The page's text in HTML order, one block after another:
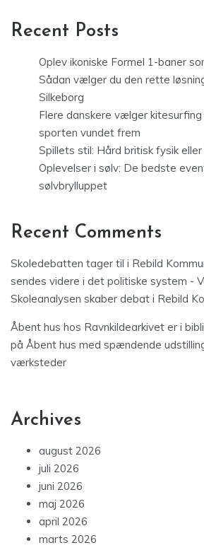
Recent Posts
Oplev ikoniske Formel 1-baner
Sådan vælger du den rette
Silkeborg
Flere danskere vælger
sporten vundet frem
Spillets stil: Hård britisk fysik
Oplevelser i sølv: De bedste
sølvbrylluppet
Recent Comments
Skoledebatten tager til i Rebild
sendes videre i det politiske system -
Skoleanalysen skaber debat i Rebild
Åbent hus hos Ravnkildearkivet er i
på Åbent hus med spændende
værksteder
Archives
august 2026
juli 2026
juni 2026
maj 2026
april 2026
marts 2026